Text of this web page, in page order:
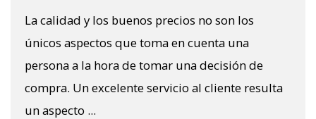
La calidad y los buenos precios no son los
únicos aspectos que toma en cuenta una
persona a la hora de tomar una decisión de
compra. Un excelente servicio al cliente resulta
un aspecto ...